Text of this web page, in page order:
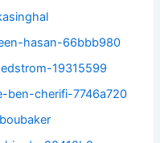
hasan-66bbb980
19315599
ben-cherifi-7746a720